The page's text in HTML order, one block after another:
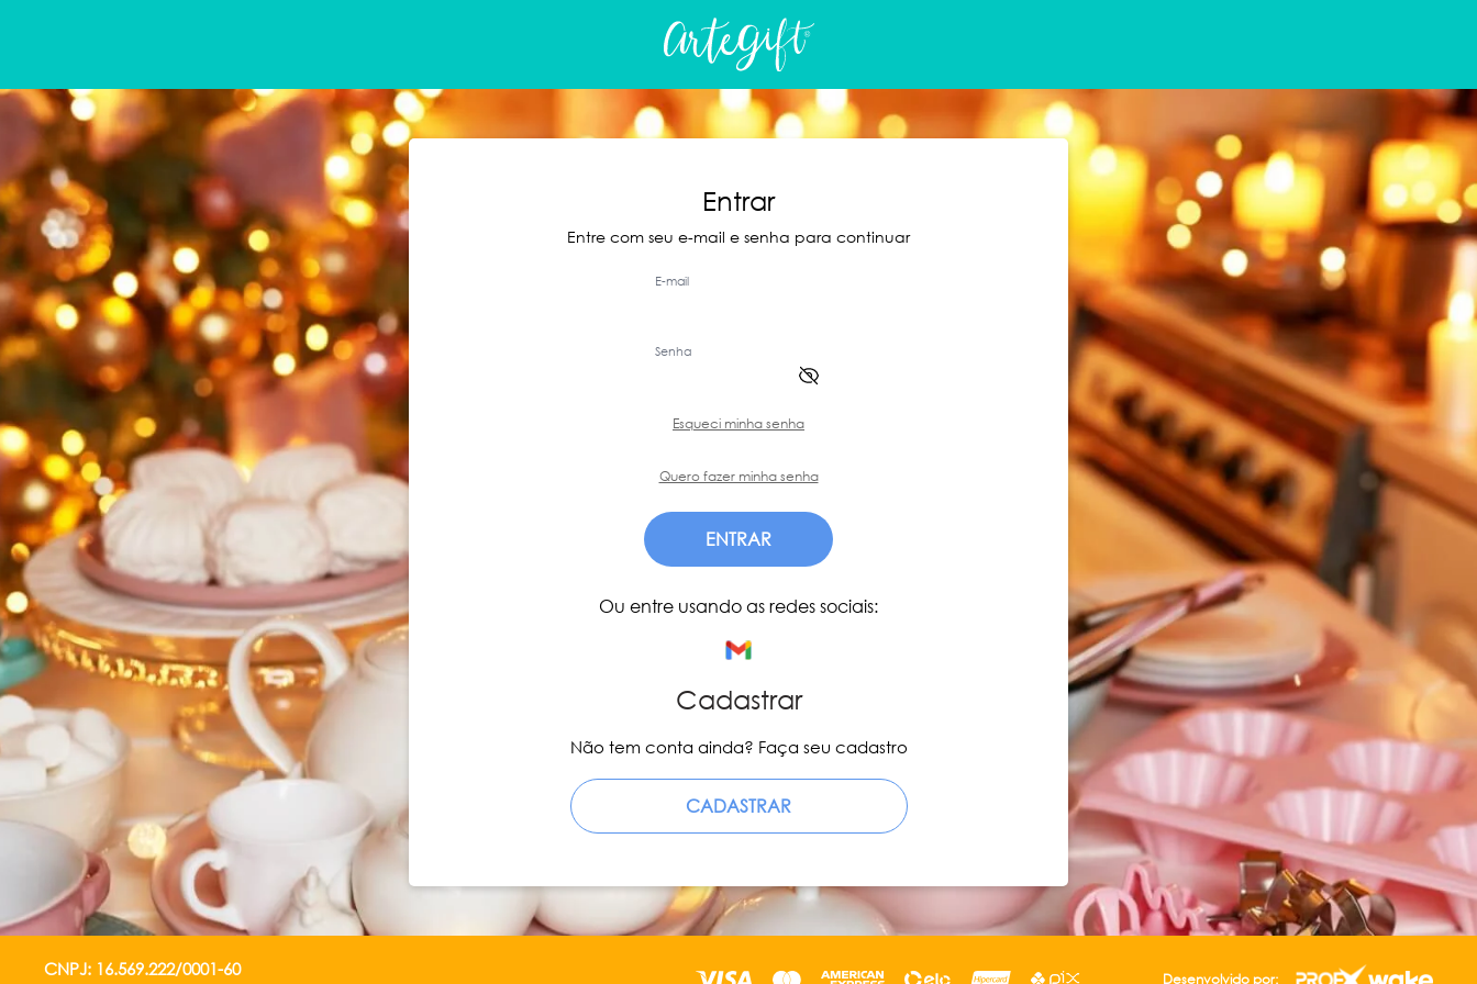
Entrar
Entre com seu e-mail e senha para continuar
E-mail
Senha
Esqueci minha senha
Quero fazer minha senha
ENTRAR
Ou entre usando as redes sociais:
Cadastrar
Não tem conta ainda? Faça seu cadastro
CADASTRAR
CNPJ: 16.569.222/0001-60
Desenvolvido por: